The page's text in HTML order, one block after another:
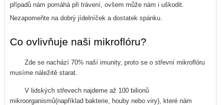
případů nám pomáhá při trávení, ovšem může nám i uškodit.
Nezapomeňte na dobrý jídelníček a dostatek spánku.
Co ovlivňuje naši mikroflóru?
Zde se nachází 70% naší imunity, proto se o střevní mikroflóru
musíme náležitě starat.
V lidských střevech najdeme až 100 bilionů
mikroorganismů(například bakterie, houby nebo viry), které nám